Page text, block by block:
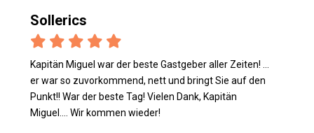
Sollerics
Kapitän Miguel war der beste Gastgeber aller Zeiten! ...
er war so zuvorkommend, nett und bringt Sie auf den
Punkt!! War der beste Tag! Vielen Dank, Kapitän
Miguel…. Wir kommen wieder!